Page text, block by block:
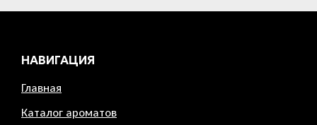
НАВИГАЦИЯ
Главная
Каталог ароматов